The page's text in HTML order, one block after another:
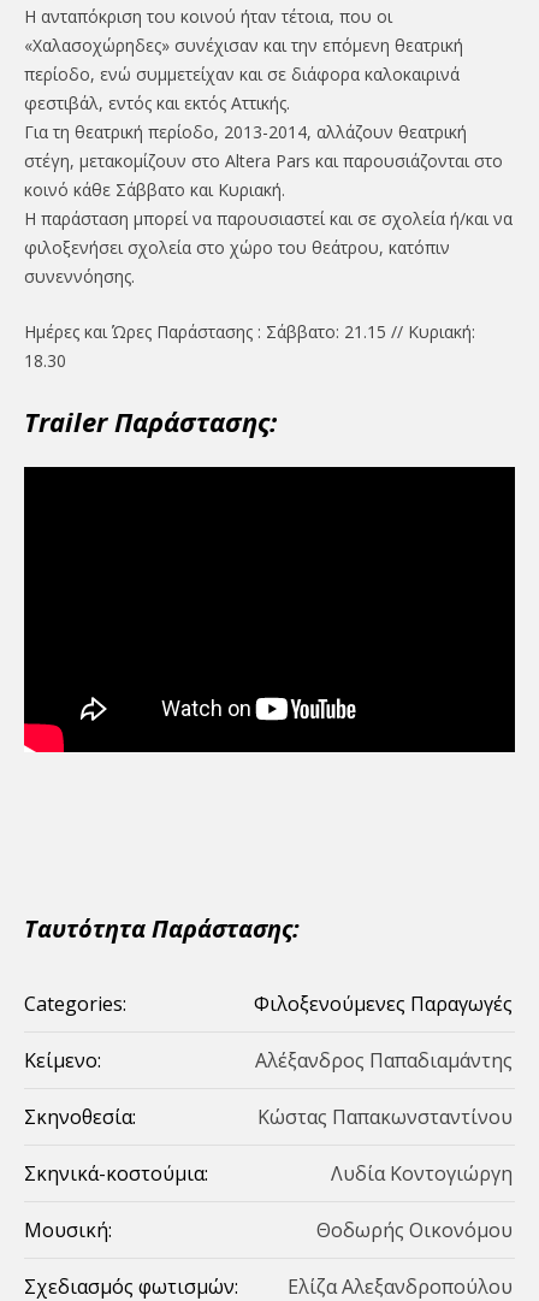
Η ανταπόκριση του κοινού ήταν τέτοια, που οι
«Χαλασοχώρηδες» συνέχισαν και την επόμενη θεατρική
περίοδο, ενώ συμμετείχαν και σε διάφορα καλοκαιρινά
φεστιβάλ, εντός και εκτός Αττικής.
Για τη θεατρική περίοδο, 2013-2014, αλλάζουν θεατρική
στέγη, μετακομίζουν στο Altera Pars και παρουσιάζονται στο
κοινό κάθε Σάββατο και Κυριακή.
Η παράσταση μπορεί να παρουσιαστεί και σε σχολεία ή/και να
φιλοξενήσει σχολεία στο χώρο του θεάτρου, κατόπιν
συνεννόησης.
Ημέρες και Ώρες Παράστασης : Σάββατο: 21.15 // Κυριακή:
18.30
Trailer Παράστασης:
Ταυτότητα Παράστασης:
Categories: Φιλοξενούμενες Παραγωγές
Κείμενο: Αλέξανδρος Παπαδιαμάντης
Σκηνοθεσία: Κώστας Παπακωνσταντίνου
Σκηνικά-κοστούμια: Λυδία Κοντογιώργη
Μουσική: Θοδωρής Οικονόμου
Σχεδιασμός φωτισμών: Ελίζα Αλεξανδροπούλου